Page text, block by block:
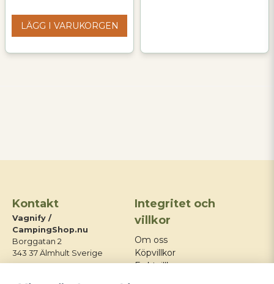
LÄGG I VARUKORGEN
Kontakt
Vagnify /
CampingShop.nu
Borggatan 2
343 37 Älmhult Sverige
Integritet och
villkor
Om oss
Köpvillkor
Fraktvillkor